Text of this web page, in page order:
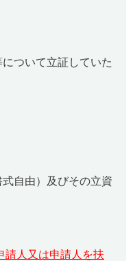
ついて立証していた
由）及びその立資
請人又は申請人を扶